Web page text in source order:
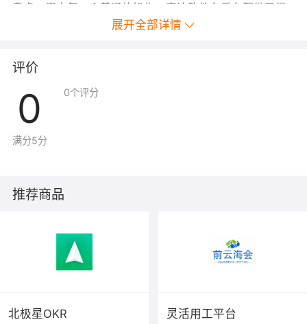
考虑。用户每一个普通的操作，宏达软件在后台都做了很
多工作，来协助用户降低失误、确保准确、提高效率，让
的软件在细节上为您带来什么惊喜！
智能辅助录入数据
列表，通过从列表中选择合适的行次后，字段[职工编号]将
展开全部详情
评价
0
满分5分
0个评分
推荐商品
北极星OKR 灵活用工平台